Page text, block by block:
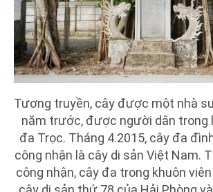
Tương truyền, cây được một nhà
năm trước, được người dân trong
đa Trọc. Tháng 4.2015, cây đa
công nhận là cây di sản Việt Nam.
công nhận, cây đa trong khuôn